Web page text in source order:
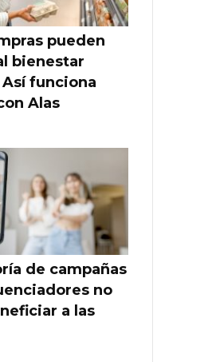
pueden
bienestar
funciona
Alas
de campañas
no
a las